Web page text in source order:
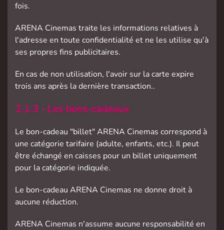
fois.
ARENA Cinemas traite les informations relatives à
l'adresse en toute confidentialité et ne les utilise qu'à
ses propres fins publicitaires.
En cas de non utilisation, l'avoir sur la carte expire
trois ans après la dernière transaction..
2.1.3 - Les bons-cadeaux
Le bon-cadeau "billet" ARENA Cinemas correspond à
une catégorie tarifaire (adulte, enfants, etc.). Il peut
être échangé en caisses pour un billet uniquement
pour la catégorie indiquée.
Le bon-cadeau ARENA Cinemas ne donne droit à
aucune réduction.
ARENA Cinemas n'assume aucune responsabilité en